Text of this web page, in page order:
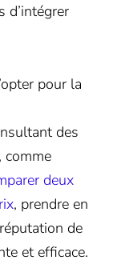
d’intégrer
pour la
des
comme
deux
, prendre en
de
et efficace.